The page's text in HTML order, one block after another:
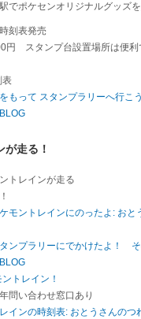
でポケセンオリジナルグッズ
刻表発売
スタンプ台設置場所は便利
もって スタンプラリーへ行こ
が走る！
トレインが走る
！
モントレインにのったよ: おと
ンプラリーにでかけたよ！
問い合わせ窓口あり
インの時刻表: おとうさんのつ